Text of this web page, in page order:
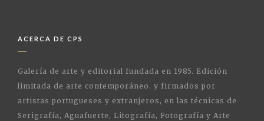
ACERCA DE CPS
Galería de arte y editorial fundada en 1985. Edición
limitada de arte contemporáneo. y firmados por
artistas portugueses y extranjeros, en las técnicas de
Serigrafía, Aguafuerte, Litografía, Fotografía y Arte